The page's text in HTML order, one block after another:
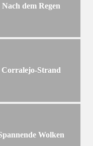
Nach dem Regen
Corralejo-Strand
Wolken